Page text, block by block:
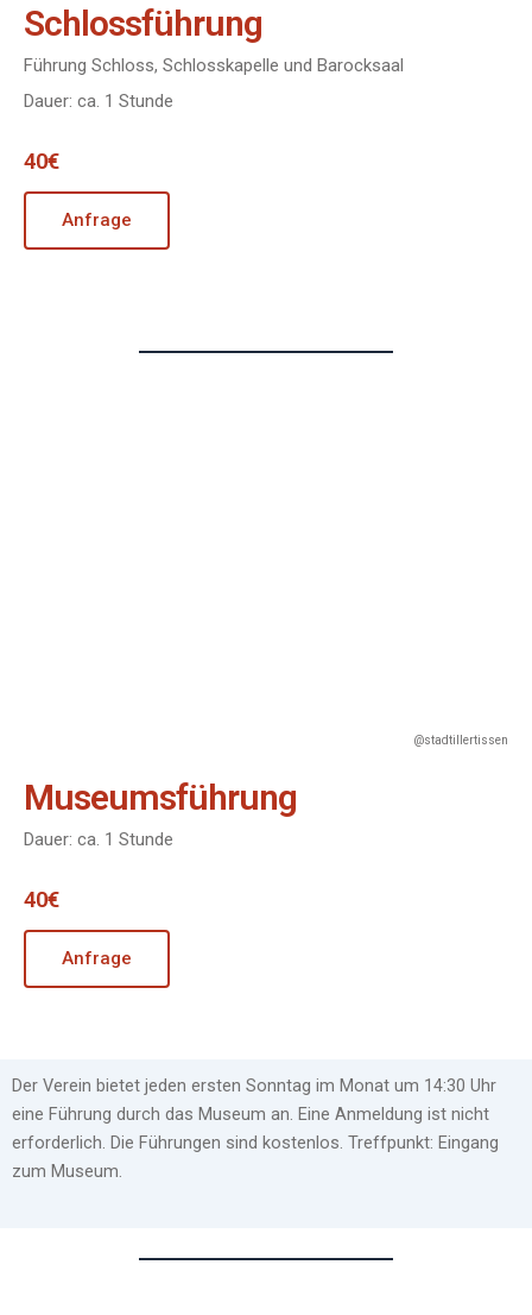
Schlossführung
Führung Schloss, Schlosskapelle und Barocksaal
Dauer: ca. 1 Stunde
40€
Anfrage
@stadtillertissen
Museumsführung
Dauer: ca. 1 Stunde
40€
Anfrage
Der Verein bietet jeden ersten Sonntag im Monat um 14:30 Uhr
eine Führung durch das Museum an. Eine Anmeldung ist nicht
erforderlich. Die Führungen sind kostenlos. Treffpunkt: Eingang
zum Museum.